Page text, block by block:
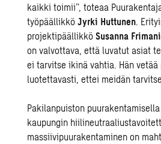
kaikki toimii”, toteaa
työpäällikköJyrki Huttunen.
projektipäällikköSusanna
on valvottava, että luvatut asiat
ei tarvitse ikinä vahtia. Hän
luotettavasti, ettei meidän
Pakilanpuiston
kaupungin
massiivipuurakentaminen on